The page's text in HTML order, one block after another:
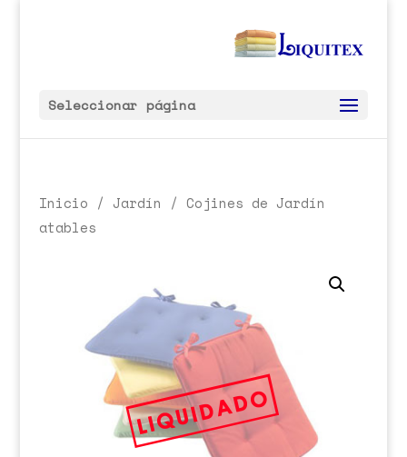
Seleccionar página
Inicio / Jardín / Cojines de Jardín
atables